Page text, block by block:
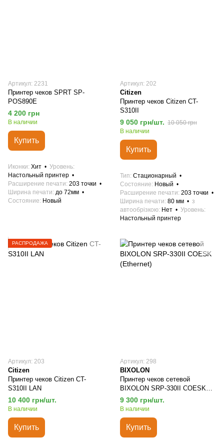
Артикул: 2231
Принтер чеков SPRT SP-
POS890E
4 200 грн
В наличии
Купить
Иконки Хит
Уровень
Настольный принтер
Расширение печати 203 точки
Ширина печати до 72мм
Состояние
Новый
Артикул: 202
Citizen
Принтер чеков Citizen CT-
S310II
9 050 грн/шт. 10 050 грн
В наличии
Купить
Тип Стационарный
Состояние
Новый
Расширение печати 203 точки
Ширина печати 80 мм
з
автообрізкою Нет
Уровень
Настольный принтер
РАСПРОДАЖА
Артикул: 203
Citizen
Принтер чеков Citizen CT-
S310II LAN
10 400 грн/шт.
В наличии
Купить
Артикул: 298
BIXOLON
Принтер чеков сетевой
BIXOLON SRP-330II COESK
(Ethernet)
9 300 грн/шт.
В наличии
Купить